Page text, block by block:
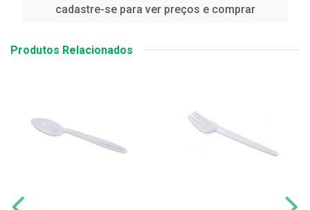
cadastre-se para ver preços e comprar
Produtos Relacionados